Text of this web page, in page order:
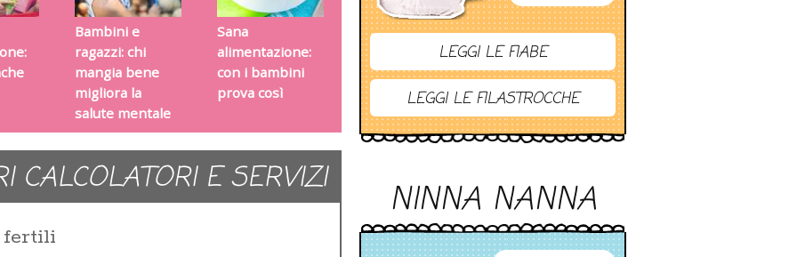
Bambini e
ragazzi: chi
mangia bene
migliora la
salute mentale
Sana
alimentazione:
con i bambini
prova così
CALCOLATORI E SERVIZI
fertili
LEGGI LE FIABE
LEGGI LE FILASTROCCHE
NINNA NANNA